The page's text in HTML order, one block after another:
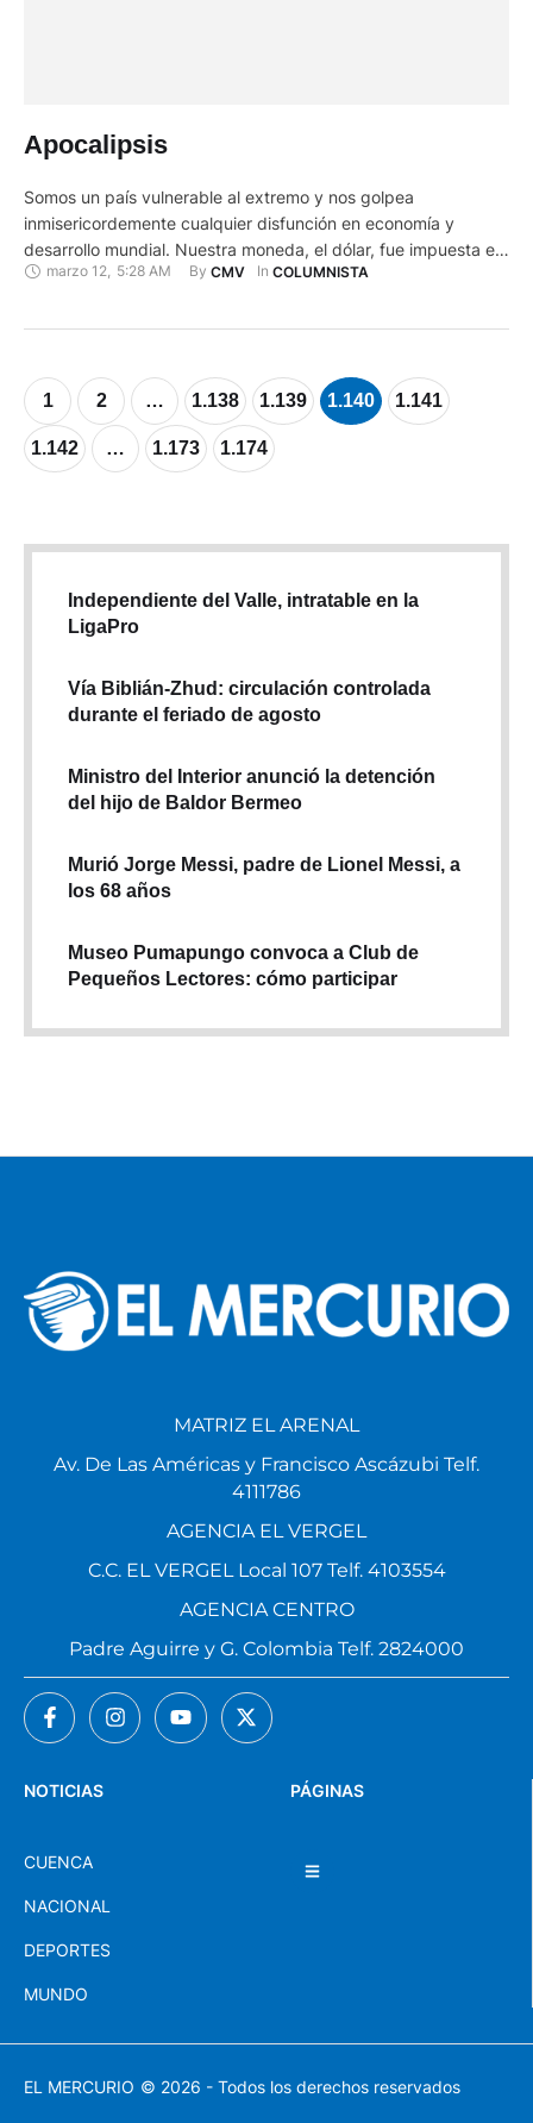
Apocalipsis
Somos un país vulnerable al extremo y nos golpea
inmisericordemente cualquier disfunción en economía y
desarrollo mundial. Nuestra moneda, el dólar, fue impuesta en
circunstancias emergentes y salvataje que, en su momento,
tuvimos que aceptar perder en muchas operaciones y ver
marzo 12, 5:28 AM By CMV In COLUMNISTA
1 2 … 1.138 1.139 1.140 1.141
1.142 … 1.173 1.174
Independiente del Valle, intratable en la
LigaPro
Vía Biblián-Zhud: circulación controlada
durante el feriado de agosto
Ministro del Interior anunció la detención
del hijo de Baldor Bermeo
Murió Jorge Messi, padre de Lionel Messi, a
los 68 años
Museo Pumapungo convoca a Club de
Pequeños Lectores: cómo participar
PÁGINAS
NOTICIAS
CUENCA
NACIONAL
DEPORTES
MUNDO
MATRIZ EL ARENAL
Av. De Las Américas y Francisco Ascázubi Telf.
4111786
AGENCIA EL VERGEL
C.C. EL VERGEL Local 107 Telf. 4103554
AGENCIA CENTRO
Padre Aguirre y G. Colombia Telf. 2824000
EL MERCURIO © 2026 - Todos los derechos reservados